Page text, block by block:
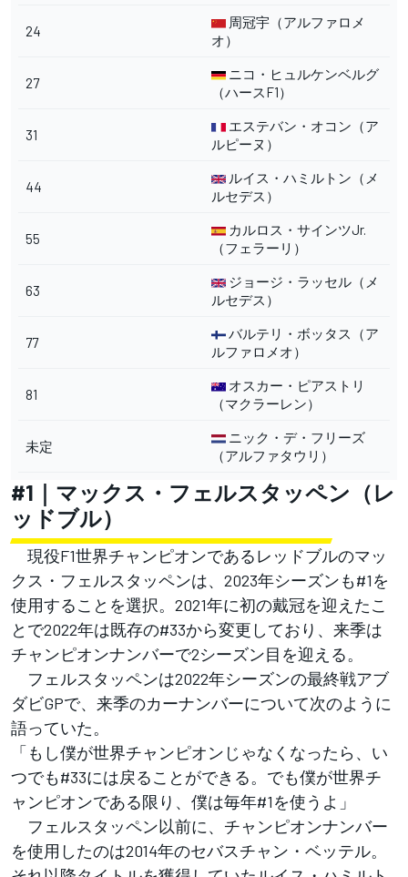
24
周冠宇（アルファロメ
オ）
27
ニコ・ヒュルケンベルグ
（ハースF1）
31
エステバン・オコン（ア
ルピーヌ）
44
ルイス・ハミルトン（メ
ルセデス）
55
カルロス・サインツJr.
（フェラーリ）
63
ジョージ・ラッセル（メ
ルセデス）
77
バルテリ・ボッタス（ア
ルファロメオ）
81
オスカー・ピアストリ
（マクラーレン）
未定
ニック・デ・フリーズ
（アルファタウリ）
#1｜マックス・フェルスタッペン（レ
ッドブル）
現役F1世界チャンピオンであるレッドブルのマッ
クス・フェルスタッペンは、2023年シーズンも#1を
使用することを選択。2021年に初の戴冠を迎えたこ
とで2022年は既存の#33から変更しており、来季は
チャンピオンナンバーで2シーズン目を迎える。
フェルスタッペンは2022年シーズンの最終戦アブ
ダビGPで、来季のカーナンバーについて次のように
語っていた。
「もし僕が世界チャンピオンじゃなくなったら、い
つでも#33には戻ることができる。でも僕が世界チ
ャンピオンである限り、僕は毎年#1を使うよ」
フェルスタッペン以前に、チャンピオンナンバー
を使用したのは2014年のセバスチャン・ベッテル。